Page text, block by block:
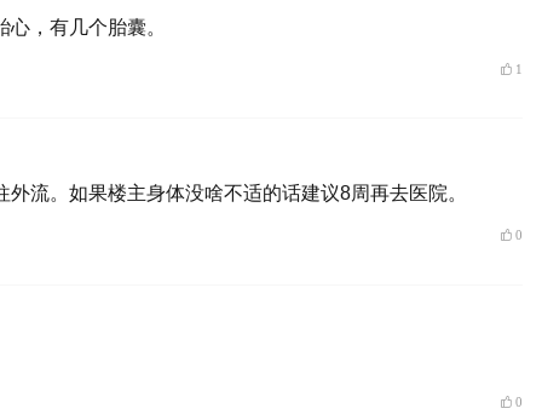
，有几个胎囊。
1
流。如果楼主身体没啥不适的话建议8周再去医院。
0
0